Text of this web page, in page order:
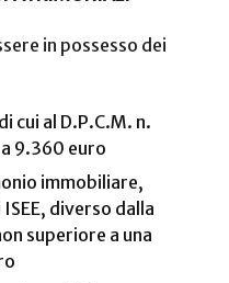
in possesso dei
cui al D.P.C.M. n.
9.360 euro
immobiliare,
diverso dalla
superiore a una